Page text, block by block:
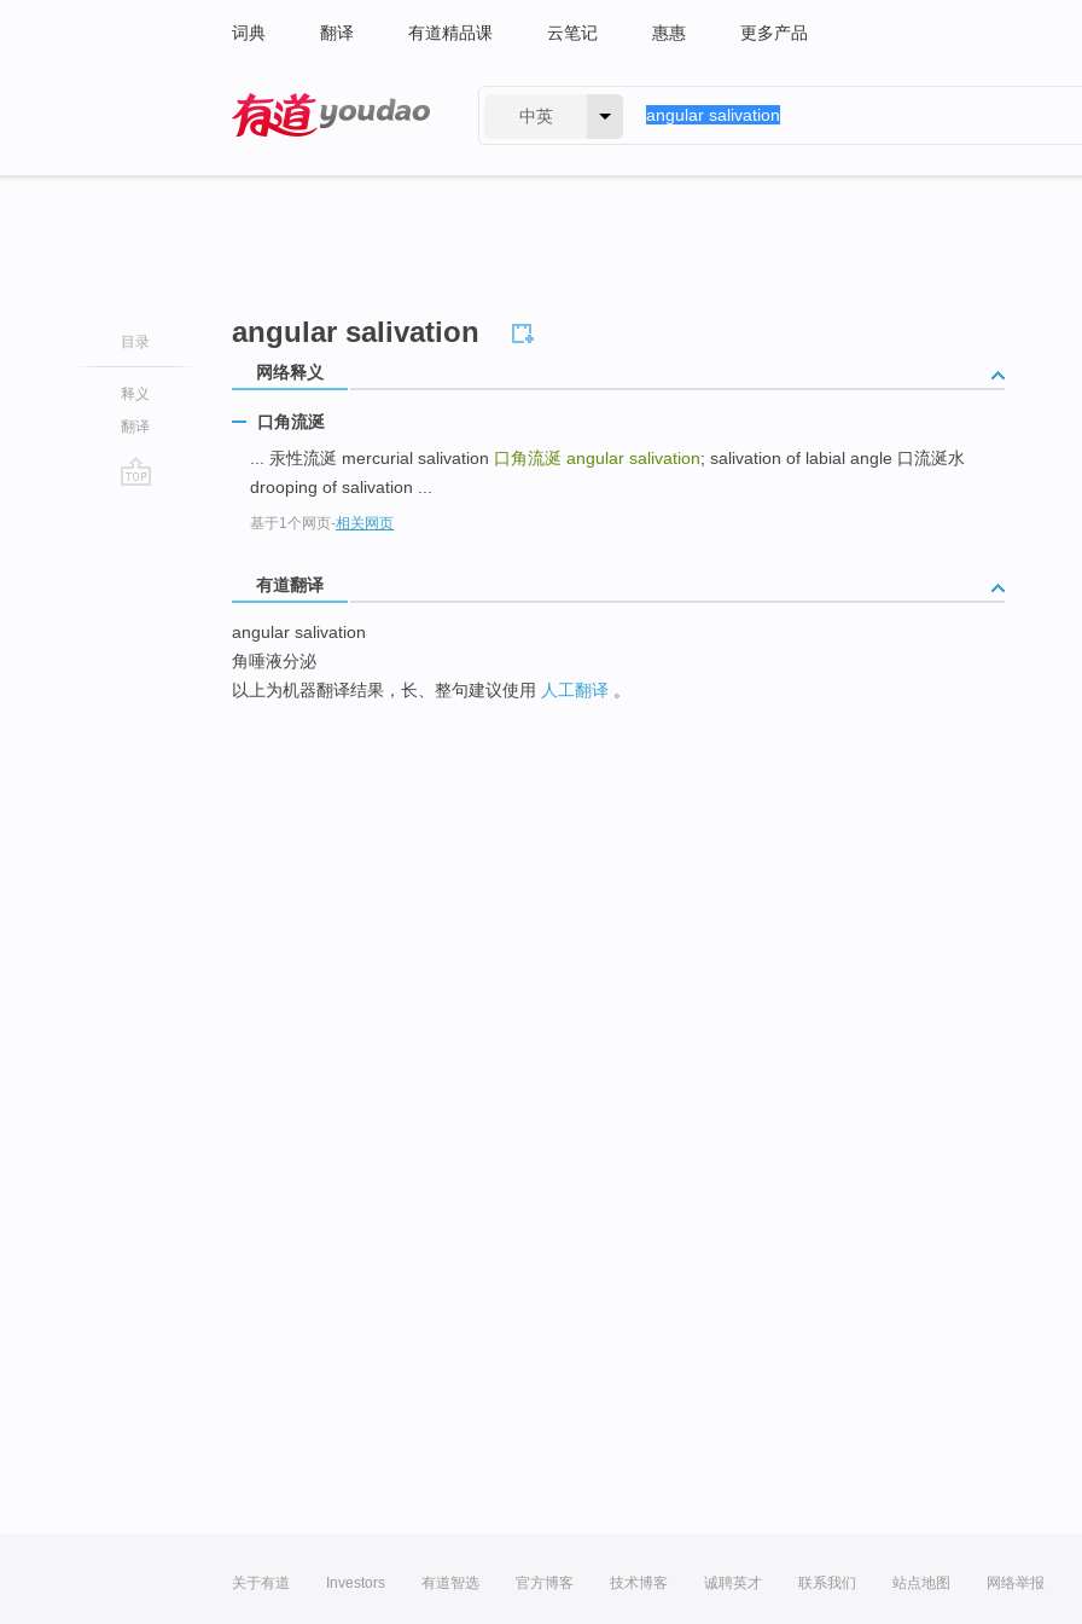
词典 翻译 有道精品课 云笔记 惠惠 更多产品
中英
目录
释义
翻译
angular salivation
网络释义
口角流涎
... 汞性流涎 mercurial salivation 口角流涎 angular salivation; salivation of labial angle 口流涎水
drooping of salivation ...
基于1个网页-相关网页
有道翻译
angular salivation
角唾液分泌
以上为机器翻译结果，长、整句建议使用 人工翻译 。
关于有道 Investors 有道智选 官方博客 技术博客 诚聘英才 联系我们 站点地图 网络举报